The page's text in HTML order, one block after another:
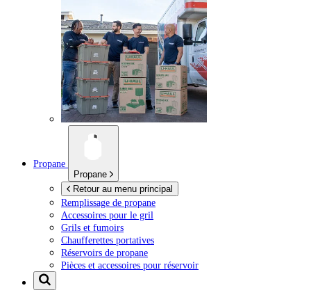
Propane
Propane
Retour au menu principal
Remplissage de propane
Accessoires pour le gril
Grils et fumoirs
Chaufferettes portatives
Réservoirs de propane
Pièces et accessoires pour réservoir